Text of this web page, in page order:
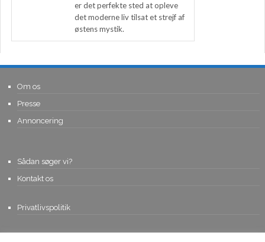
er det perfekte sted at opleve
det moderne liv tilsat et strejf af
østens mystik.
Om os
Presse
Annoncering
Sådan søger vi?
Kontakt os
Privatlivspolitik